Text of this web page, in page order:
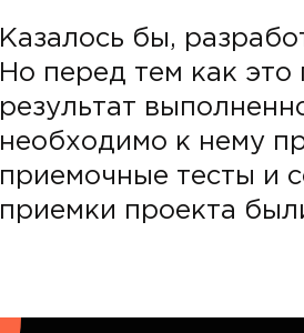
Казалось бы,
Но перед тем как это
результат
необходимо к нему
приемочные тесты и
приемки проекта